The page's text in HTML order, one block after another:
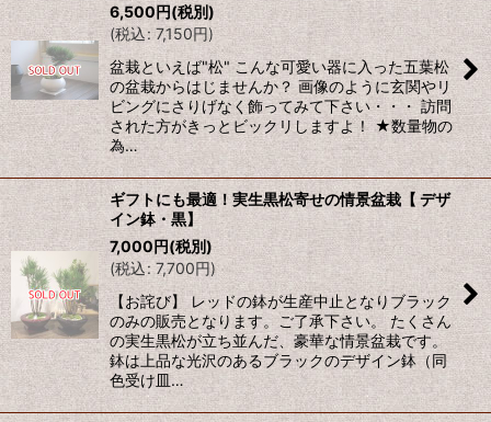
6,500円(税別)
(税込: 7,150円)
盆栽といえば"松" こんな可愛い器に入った五葉松
の盆栽からはじませんか？ 画像のように玄関やリ
ビングにさりげなく飾ってみて下さい・・・ 訪問
された方がきっとビックリしますよ！ ★数量物の
為…
ギフトにも最適！実生黒松寄せの情景盆栽【 デザ
イン鉢・黒】
7,000円(税別)
(税込: 7,700円)
【お詫び】 レッドの鉢が生産中止となりブラック
のみの販売となります。ご了承下さい。 たくさん
の実生黒松が立ち並んだ、豪華な情景盆栽です。
鉢は上品な光沢のあるブラックのデザイン鉢（同
色受け皿…